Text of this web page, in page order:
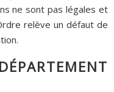
ne sont pas légales et
relève un défaut de